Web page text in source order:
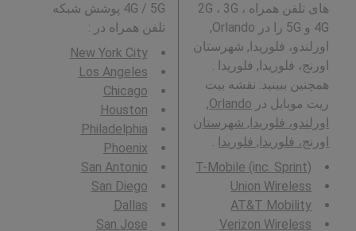
های تلفن همراه 2G ، 3G ،
4G و 5G را در Orlando,
اورلندو، فلوریدا, شهرستان
اورنج، فلوریدا, فلوریدا .
همچنین ببینید: نقشه بیت
ریت موبایل در
Orlando,
اورلندو، فلوریدا, شهرستان
اورنج، فلوریدا, فلوریدا .
T-Mobile (inc. Sprint)
Union Wireless
AT&T Mobility
Verizon Wireless
4G / 5G پوشش شبکه
تلفن همراه در :
New York City
Los Angeles
Chicago
Houston
Philadelphia
Phoenix
San Antonio
San Diego
Dallas
San Jose